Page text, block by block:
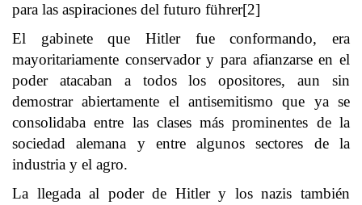
para las aspiraciones del futuro führer[2]
El gabinete que Hitler fue conformando, era
mayoritariamente conservador y para afianzarse en el
poder atacaban a todos los opositores, aun sin
demostrar abiertamente el antisemitismo que ya se
consolidaba entre las clases más prominentes de la
sociedad alemana y entre algunos sectores de la
industria y el agro.
La llegada al poder de Hitler y los nazis también